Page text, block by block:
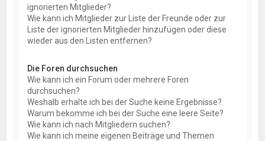
ignorierten Mitglieder?
Wie kann ich Mitglieder zur Liste der Freunde oder zur
Liste der ignorierten Mitglieder hinzufügen oder diese
wieder aus den Listen entfernen?
Die Foren durchsuchen
Wie kann ich ein Forum oder mehrere Foren
durchsuchen?
Weshalb erhalte ich bei der Suche keine Ergebnisse?
Warum bekomme ich bei der Suche eine leere Seite?
Wie kann ich nach Mitgliedern suchen?
Wie kann ich meine eigenen Beiträge und Themen